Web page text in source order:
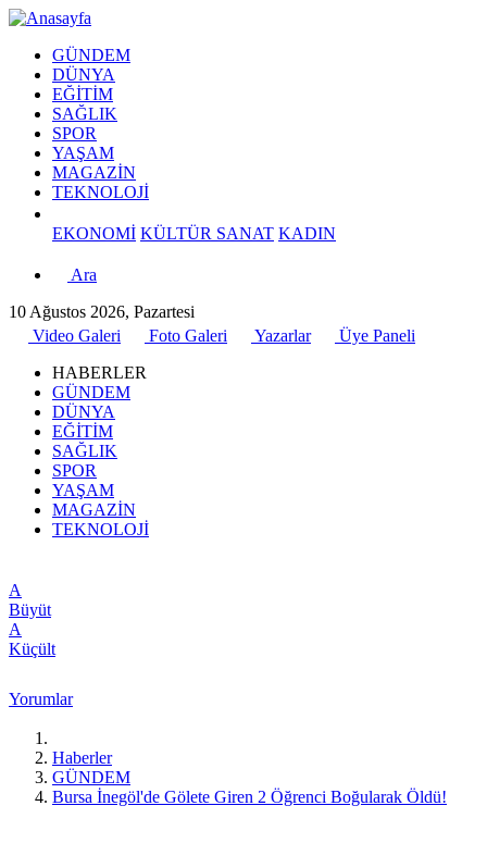
GÜNDEM
DÜNYA
EĞİTİM
SAĞLIK
SPOR
YAŞAM
MAGAZİN
TEKNOLOJİ
EKONOMİ KÜLTÜR SANAT KADIN
Ara
10 Ağustos 2026, Pazartesi
Video Galeri
Foto Galeri Yazarlar
Üye Paneli
HABERLER
GÜNDEM
DÜNYA
EĞİTİM
SAĞLIK
SPOR
YAŞAM
MAGAZİN
TEKNOLOJİ
A
Büyüt
A
Küçült
Yorumlar
Haberler
GÜNDEM
Bursa İnegöl'de Gölete Giren 2 Öğrenci Boğularak Öldü!